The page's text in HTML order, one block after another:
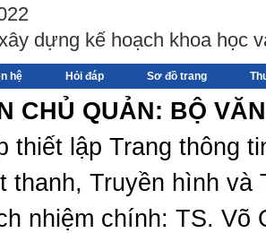
dựng kế hoạch khoa học
hệ Hỏi đáp Sơ đồ trang
CHỦ QUẢN: BỘ
thiết lập Trang thông
thanh, Truyền hình
nhiệm chính: TS.